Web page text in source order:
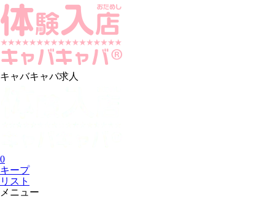
キャバキャバ求人
0
キープ
リスト
メニュー